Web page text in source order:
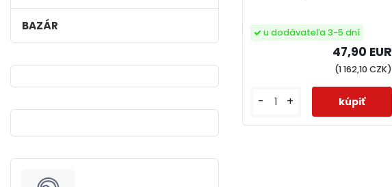
BAZÁR
47,90 EUR
(1 162,10 CZK)
- +
u dodávateľa 3-5 dní